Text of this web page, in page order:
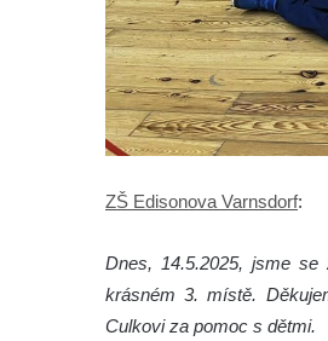
ZŠ Edisonova Varnsdorf:
Dnes, 14.5.2025, jsme
krásném 3. místě.
Culkovi za pomoc s dětmi.